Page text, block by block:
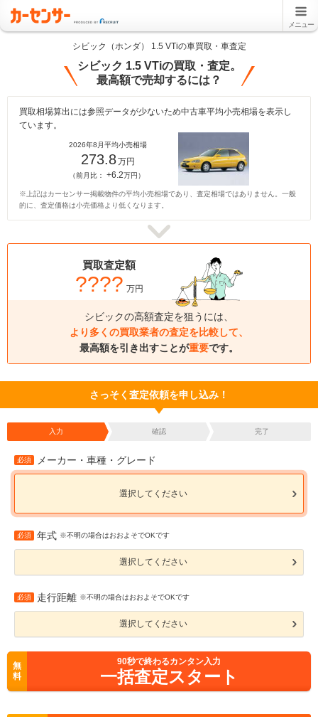
メニュー
シビック（ホンダ） 1.5 VTiの車買取・車査定
シビック 1.5 VTiの買取・査定。
最高額で売却するには？
買取相場算出には参照データが少ないため中古車平均小売相場を表示し
ています。
2026年8月平均小売相場
273.8万円
（前月比： +6.2万円）
※上記はカーセンサー掲載物件の平均小売相場であり、査定相場ではありません。一般
的に、査定価格は小売価格より低くなります。
買取査定額
???? 万円
シビックの高額査定を狙うには、
より多くの買取業者の査定を比較して、
最高額を引き出すことが重要です。
さっそく査定依頼を申し込み！
入力 確認 完了
必須 メーカー・車種・グレード
選択してください
必須 年式 ※不明の場合はおおよそでOKです
選択してください
必須 走行距離 ※不明の場合はおおよそでOKです
選択してください
無
料
90秒で終わるカンタン入力
一括査定スタート